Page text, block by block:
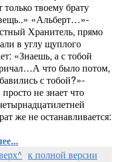
твоему брату
«Альберт…»-
Хранитель, прямо
в углу щуплого
«Знаешь, а с тобой
что было потом,
с тобой?»-
не знает что
же не останавливается:
к полной версии